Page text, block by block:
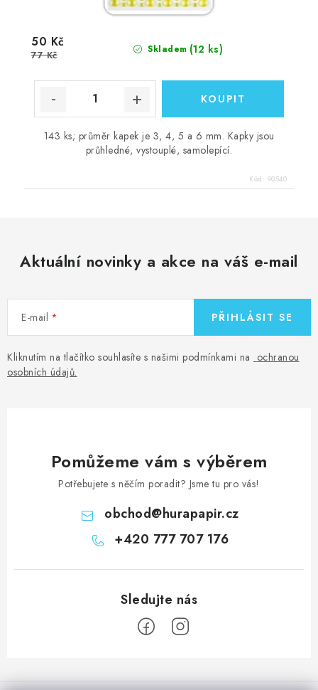
Skladem (12 ks)
50 Kč
77 Kč
143 ks; průměr kapek je 3, 4, 5 a 6 mm. Kapky jsou
průhledné, vystouplé, samolepící.
Kód: 90540
Aktuální novinky a akce na váš e-mail
E-mail
Kliknutím na tlačítko souhlasíte s našimi podmínkami na ochranou
osobních údajů.
PŘIHLÁSIT SE
Pomůžeme vám s výběrem
Potřebujete s něčím poradit? Jsme tu pro vás!
obchod@hurapapir.cz
+420 777 707 176